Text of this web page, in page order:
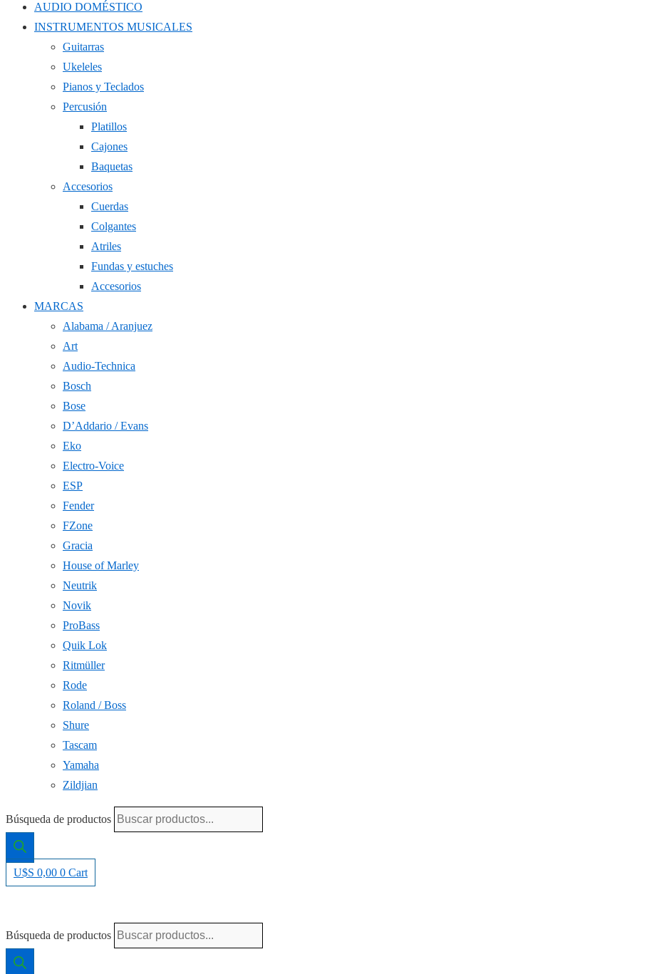
AUDIO DOMÉSTICO
INSTRUMENTOS MUSICALES
Guitarras
Ukeleles
Pianos y Teclados
Percusión
Platillos
Cajones
Baquetas
Accesorios
Cuerdas
Colgantes
Atriles
Fundas y estuches
Accesorios
MARCAS
Alabama / Aranjuez
Art
Audio-Technica
Bosch
Bose
D’Addario / Evans
Eko
Electro-Voice
ESP
Fender
FZone
Gracia
House of Marley
Neutrik
Novik
ProBass
Quik Lok
Ritmüller
Rode
Roland / Boss
Shure
Tascam
Yamaha
Zildjian
Búsqueda de productos
U$S 0,00 0 Cart
Búsqueda de productos